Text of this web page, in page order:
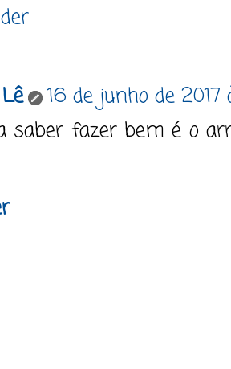
16 de junho de 2017
saber fazer bem é o